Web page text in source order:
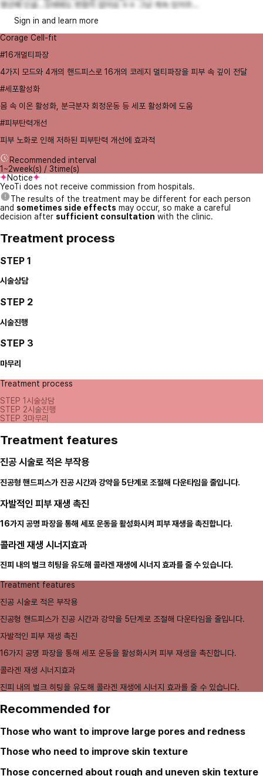
몇년째 단골…오래돼도 변함이 없어요 ㅎㅎ 그냥 계속 있어주...
Sign in and learn more
Corage Cell-fit
#16개멀티파장
4가지 모드와 4개의 핸드피스로 16개의 코레지 멀티파장을 피부 속 깊이 전달
#세포활성화
몸 속 이온 활성화, 분극분자 회정운동 등 세포 활성화에 도움
#피부탄력개선
피부 노화로 인해 저하된 피부탄력 개선에 효과적
Recommended interval
1~2week(s) / 3time(s)
Notice
YeoTi does not receive commission from hospitals.
The results of the treatment may be different for each person
and sometimes side effects may occur, so make a careful
decision after sufficient consultation with the clinic.
Treatment process
STEP 1
시술상담
STEP 2
시술진행
STEP 3
마무리
Treatment process
STEP 1시술상담
STEP 2시술진행
STEP 3마무리
Treatment features
진공 시술로 적은 부작용
진공형 핸드피스가 진공 시간과 강약을 5단계로 조절해 다운타임을 줄입니다.
자발적인 피부 재생 촉진
16가지 공명 파장을 통해 세포 운동을 활성화시켜 피부 재생을 촉진합니다.
콜라겐 재생 시너지효과
진피 내의 벌크 히팅을 유도해 콜라겐 재생에 시너지 효과를 줄 수 있습니다.
Treatment features
진공 시술로 적은 부작용
진공형 핸드피스가 진공 시간과 강약을 5단계로 조절해 다운타임을 줄입니다.
자발적인 피부 재생 촉진
16가지 공명 파장을 통해 세포 운동을 활성화시켜 피부 재생을 촉진합니다.
콜라겐 재생 시너지효과
진피 내의 벌크 히팅을 유도해 콜라겐 재생에 시너지 효과를 줄 수 있습니다.
Recommended for
Those who want to improve large pores and redness
Those who need to improve skin texture
Those concerned about rough and uneven skin texture